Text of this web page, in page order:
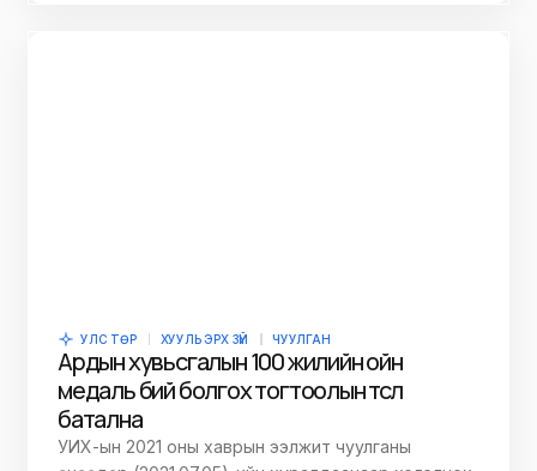
УЛС ТӨР ХУУЛЬ ЭРХ ЗҮЙ ЧУУЛГАН
Ардын хувьсгалын 100 жилийн ойн
медаль бий болгох тогтоолын төсөл
батална
УИХ-ын 2021 оны хаврын ээлжит чуулганы